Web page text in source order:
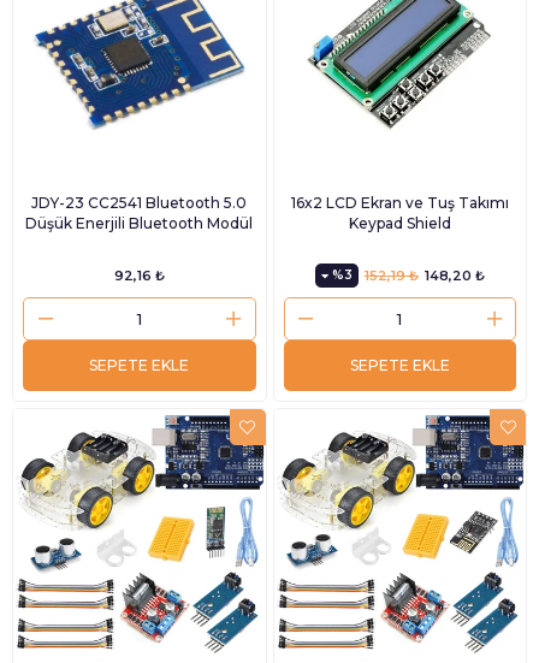
JDY-23 CC2541 Bluetooth 5.0
Düşük Enerjili Bluetooth Modül
92,16 ₺
SEPETE EKLE
16x2 LCD Ekran ve Tuş Takımı
Keypad Shield
%3 148,20 ₺
152,19 ₺
SEPETE EKLE